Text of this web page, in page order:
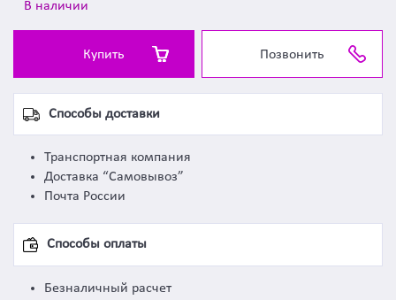
В наличии
Купить Позвонить
Способы доставки
Транспортная компания
Доставка “Самовывоз”
Почта России
Способы оплаты
Безналичный расчет